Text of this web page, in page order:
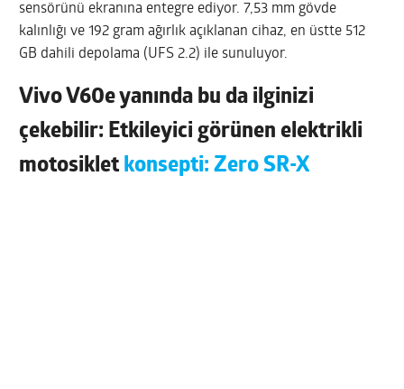
sensörünü ekranına entegre ediyor. 7,53 mm gövde
kalınlığı ve 192 gram ağırlık açıklanan cihaz, en üstte 512
GB dahili depolama (UFS 2.2) ile sunuluyor.
Vivo V60e yanında bu da ilginizi
çekebilir: Etkileyici görünen elektrikli
motosiklet konsepti: Zero SR-X